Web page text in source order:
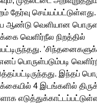
தேர்வு
ஆண்டு வெளியான
வெளிர்நீல நிறத்தில்
பொருள்படும்படி
இந்தப்
4 இடங்களில்